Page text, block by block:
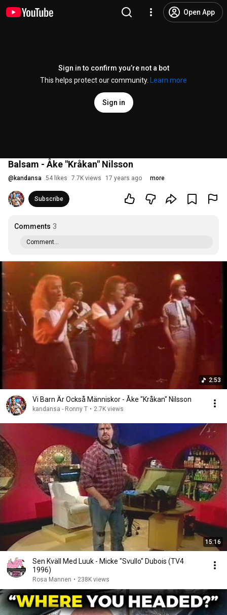
Open App
Sign in to confirm you’re not a bot
This helps protect our community.
Learn more
Sign in
Balsam - Åke "Kråkan" Nilsson
@ kandansa 54 likes 7.7K views 17 years ago more
Subscribe
Comments 3
Comment...
2:53
Vi Barn Är Också Människor - Åke "Kråkan" Nilsson
kandansa - Ronny T • 2.7K views
15:16
Sen Kväll Med Luuk - Micke "Svullo" Dubois (TV4
1996)
Rosa Mannen • 238K views